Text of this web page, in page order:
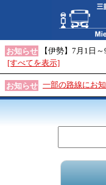
お知らせ
【伊勢】7月1日
[すべてを表示]
お知らせ 一部の路線にお